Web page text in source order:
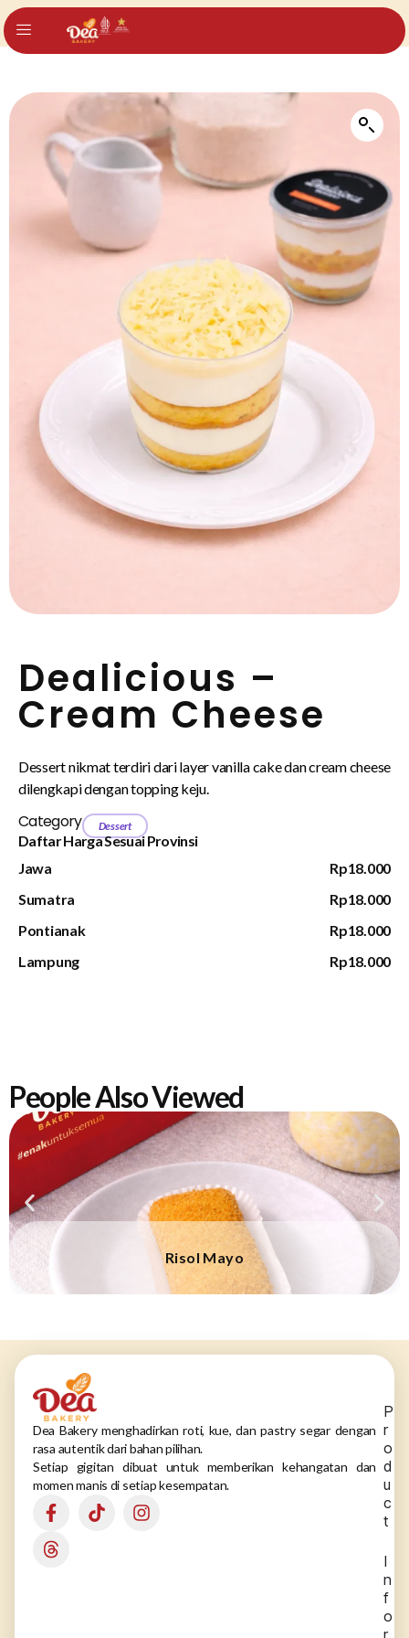
Dealicious –
Cream Cheese
Dessert nikmat terdiri dari layer vanilla cake dan cream cheese
dilengkapi dengan topping keju.
Category Dessert
Daftar Harga Sesuai Provinsi
Jawa
Rp18.000
Sumatra
Rp18.000
Pontianak
Rp18.000
Lampung
Rp18.000
People Also Viewed
Risol Mayo
Dea Bakery menghadirkan roti, kue, dan pastry segar dengan
rasa autentik dari bahan pilihan.
Setiap gigitan dibuat untuk memberikan kehangatan dan
momen manis di setiap kesempatan.
P
r
o
d
u
c
t
I
n
f
o
r